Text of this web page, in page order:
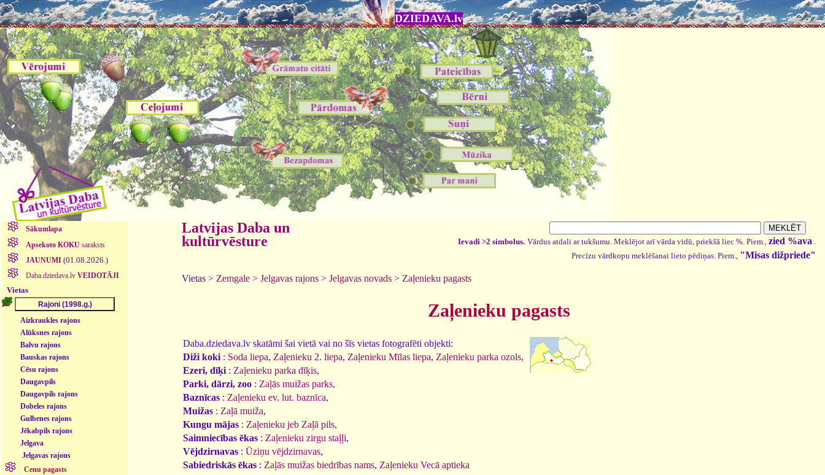
DZIEDAVA.lv
Sākumlapa
Apsekoto KOKUsaraksts
JAUNUMI (01.08.2026.)
Daba.dziedava.lv VEIDOTĀJI
Vietas
Aizkraukles rajons
Alūksnes rajons
Balvu rajons
Bauskas rajons
Cēsu rajons
Daugavpils
Daugavpils rajons
Dobeles rajons
Gulbenes rajons
Jēkabpils rajons
Jelgava
Jelgavas rajons
Cenu pagasts
Latvijas Daba un
kultūrvēsture
Ievadi >2 simbolus. Vārdus atdali ar tukšumu. Meklējot arī vārda vidū, priekšā liec %. Piem., zied %ava .
Precīzu vārdkopu meklēšanai lieto pēdiņas. Piem., "Misas dižpriede"
Vietas > Zemgale > Jelgavas rajons > Jelgavas novads > Zaļenieku pagasts
Zaļenieku pagasts
Daba.dziedava.lv skatāmi šai vietā vai no šīs vietas fotografēti objekti:
Diži koki : Soda liepa, Zaļenieku 2. liepa, Zaļenieku Mīlas liepa, Zaļenieku parka ozols,
Ezeri, dīķi : Zaļenieku parka dīķis,
Parki, dārzi, zoo : Zaļās muižas parks,
Baznīcas : Zaļenieku ev. lut. baznīca,
Muižas : Zaļā muiža,
Kungu mājas : Zaļenieku jeb Zaļā pils,
Saimniecības ēkas : Zaļenieku zirgu staļļi,
Vējdzirnavas : Ūziņu vējdzirnavas,
Sabiedriskās ēkas : Zaļās muižas biedrības nams, Zaļenieku Vecā aptieka